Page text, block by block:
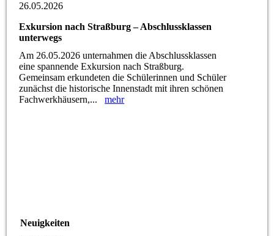
26.05.2026
Exkursion nach Straßburg – Abschlussklassen
unterwegs
Am 26.05.2026 unternahmen die Abschlussklassen
eine spannende Exkursion nach Straßburg.
Gemeinsam erkundeten die Schülerinnen und Schüler
zunächst die historische Innenstadt mit ihren schönen
Fachwerkhäusern,...mehr
Neuigkeiten